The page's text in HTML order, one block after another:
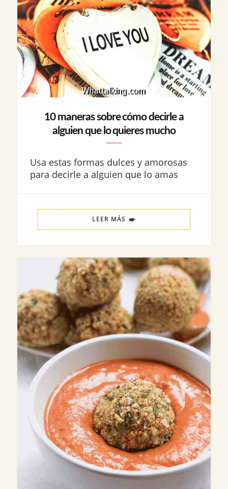
10 maneras sobre cómo decirle a
alguien que lo quieres mucho
Usa estas formas dulces y amorosas
para decirle a alguien que lo amas
LEER MÁS